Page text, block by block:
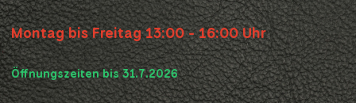
Montag bis Freitag 13:00 - 16:00 Uhr
Öffnungszeiten bis 31.7.2026